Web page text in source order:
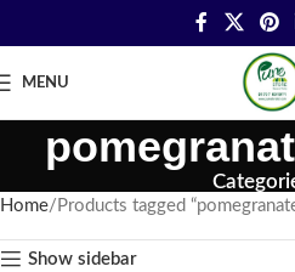
MENU
Home Products tagged
Show sidebar